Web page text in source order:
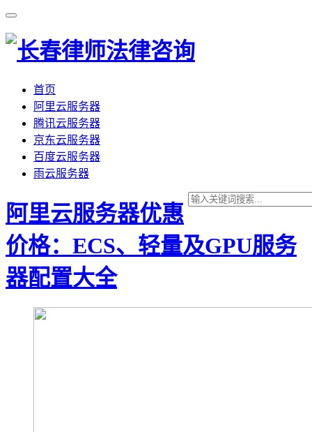
首页
阿里云服务器
腾讯云服务器
京东云服务器
百度云服务器
雨云服务器
阿里云服务器优惠
价格：ECS、轻量及GPU服务
器配置大全